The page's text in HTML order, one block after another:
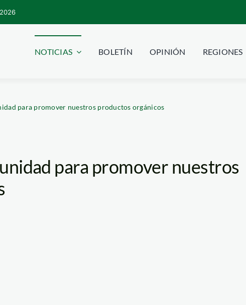
NOTICIAS BOLETÍN OPINIÓN REGIONES
para promover nuestros productos orgánicos
para promover nuestros